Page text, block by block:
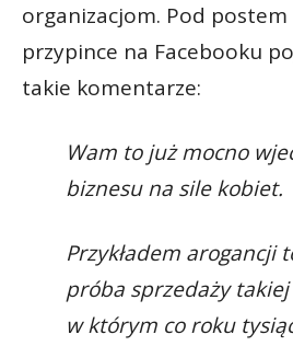
organizacjom. Pod
przypince na Facebooku
takie komentarze:
Wam to już mocno
biznesu na sile kobiet.
Przykładem arogancji
próba sprzedaży
w którym co roku